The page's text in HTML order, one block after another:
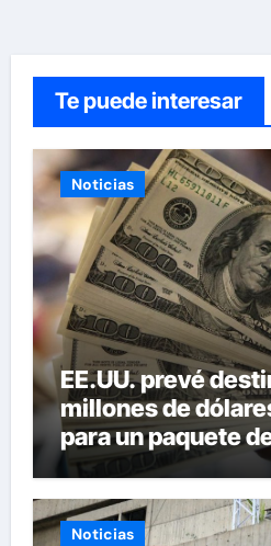
Te puede interesar
Noticias
EE.UU. prevé
millones de
para un paquete
Noticias